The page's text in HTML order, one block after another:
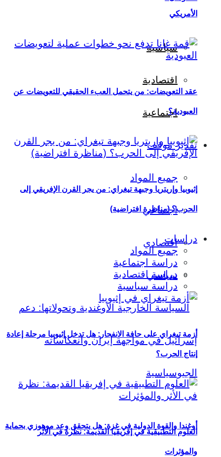
سياسية
اقتصادية
اجتماعية
تقدير موقف
جميع المواد
اجتماعي
اقتصادي
سياسي
أوغندا والقوة الدولية في غزة: هل يتحقق وعد موهوزي بحماية
الأمريكي
عقد التعويضات: من يتحمل العبء الحقيقي للتعويضات عن
العبودية؟
إثيوبيا وإريتريا وجبهة تيغراي: من يجر القرن الإفريقي إلى
الحرب؟ (مناظرة افتراضية)
دراسات
جميع المواد
دراسة اجتماعية
دراسة اقتصادية
دراسة سياسية
أزمة تيغراي على حافة الانفجار: هل تدخل إثيوبيا مرحلة إعادة
إنتاج الحرب؟
العلوم التطبيقية في إفريقيا القديمة: نظرة في الأثر
والمؤثرات